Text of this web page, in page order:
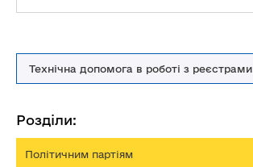
Технічна допомога в роботі з реєстрами
Розділи:
Політичним партіям